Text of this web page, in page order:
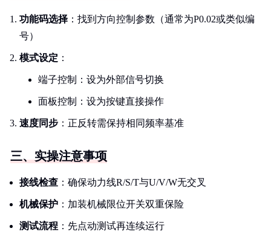
功能码选择 ：找到方向控制参数（通常为P0.02或类似编
号）
模式设定 ：
端子控制：设为外部信号切换
面板控制：设为按键直接操作
速度同步 ：正反转需保持相同频率基准
三、实操注意事项
接线检查 ：确保动力线R/S/T与U/V/W无交叉
机械保护 ：加装机械限位开关双重保险
测试流程 ：先点动测试再连续运行